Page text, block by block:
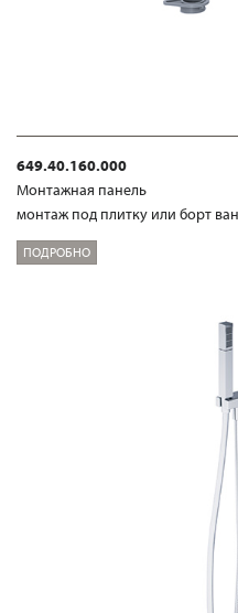
649.40.160.000
Mонтажная панель
монтаж под плитку или борт
ПОДРОБНО